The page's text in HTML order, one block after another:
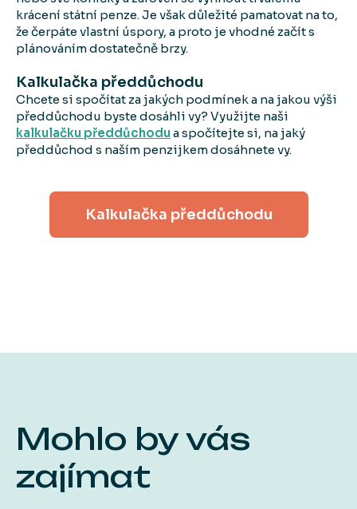
krácení státní penze. Je však důležité pamatovat na to,
že čerpáte vlastní úspory, a proto je vhodné začít s
plánováním dostatečně brzy.
Kalkulačka předdůchodu
Chcete si spočítat za jakých podmínek a na jakou výši
předdůchodu byste dosáhli vy? Využijte naši
kalkulačku předdůchodu a spočítejte si, na jaký
předdůchod s naším penzijkem dosáhnete vy.
Kalkulačka předdůchodu
Mohlo by vás
zajímat